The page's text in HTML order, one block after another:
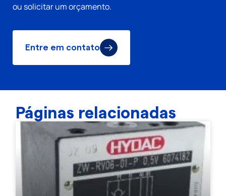
ou solicitar um orçamento.
Entre em contato
Páginas relacionadas